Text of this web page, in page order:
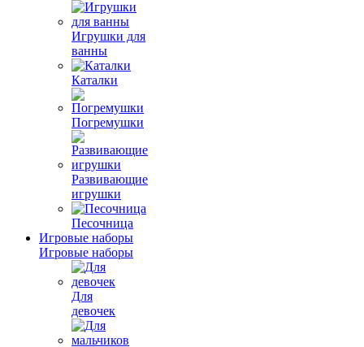
Игрушки для
ванны
Каталки
Погремушки
Развивающие
игрушки
Песочница
Игровые наборы
Игровые наборы
Для
девочек